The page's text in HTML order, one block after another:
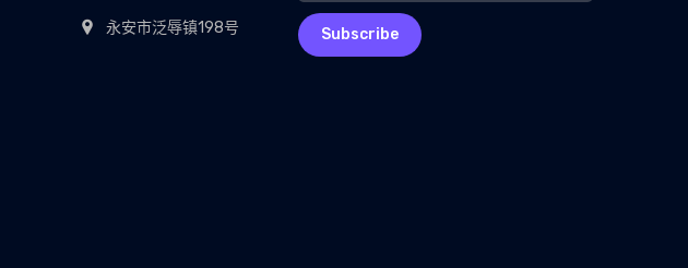
永安市泛辱镇198号 Subscribe